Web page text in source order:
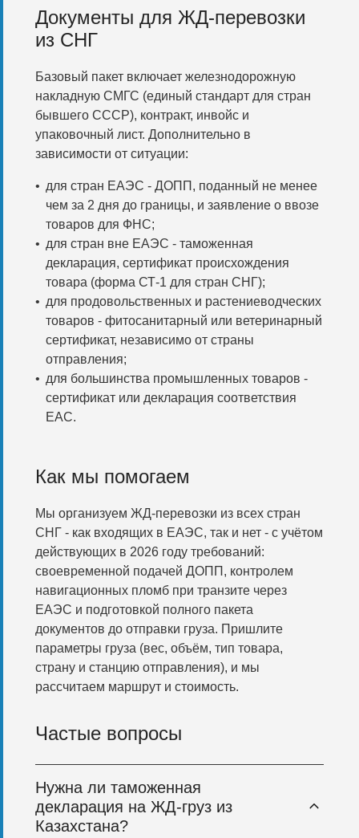
Документы для ЖД-перевозки
из СНГ
Базовый пакет включает железнодорожную
накладную СМГС (единый стандарт для стран
бывшего СССР), контракт, инвойс и
упаковочный лист. Дополнительно в
зависимости от ситуации:
для стран ЕАЭС - ДОПП, поданный не менее
чем за 2 дня до границы, и заявление о ввозе
товаров для ФНС;
для стран вне ЕАЭС - таможенная
декларация, сертификат происхождения
товара (форма СТ-1 для стран СНГ);
для продовольственных и растениеводческих
товаров - фитосанитарный или ветеринарный
сертификат, независимо от страны
отправления;
для большинства промышленных товаров -
сертификат или декларация соответствия
ЕАС.
Как мы помогаем
Мы организуем ЖД-перевозки из всех стран
СНГ - как входящих в ЕАЭС, так и нет - с учётом
действующих в 2026 году требований:
своевременной подачей ДОПП, контролем
навигационных пломб при транзите через
ЕАЭС и подготовкой полного пакета
документов до отправки груза. Пришлите
параметры груза (вес, объём, тип товара,
страну и станцию отправления), и мы
рассчитаем маршрут и стоимость.
Частые вопросы
Нужна ли таможенная
декларация на ЖД-груз из
Казахстана?